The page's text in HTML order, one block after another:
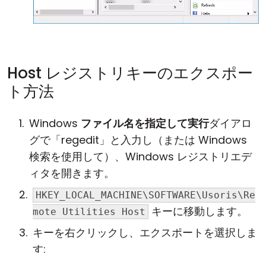
Host レジストリキーのエクスポー
ト方法
Windows ファイル名を指定して実行ダイアロ
グで「regedit」と入力し（または Windows
検索を使用して）、Windows レジストリエデ
ィタを開きます。
HKEY_LOCAL_MACHINE\SOFTWARE\Usoris\Re
mote Utilities Host
キーに移動します。
キーを右クリックし、エクスポートを選択しま
す: